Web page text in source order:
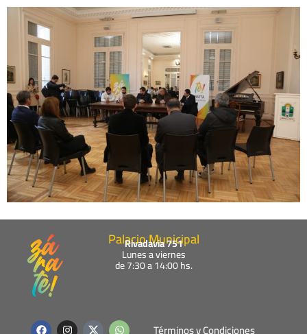
Palacio Municipal
Rivadavia 751
Lunes a viernes
de 7:30 a 14:00 hs.
F I W Términos y Condiciones